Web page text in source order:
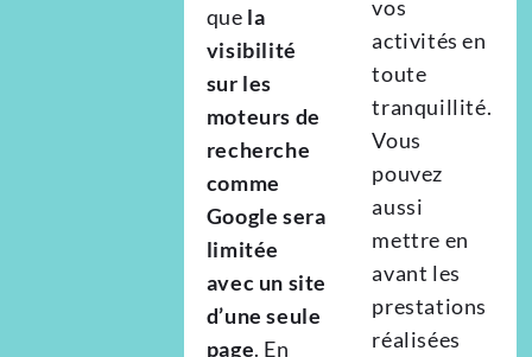
que la
visibilité
sur les
moteurs de
recherche
comme
Google sera
limitée
avec un site
d’une seule
page. En
vos
activités en
toute
tranquillité.
Vous
pouvez
aussi
mettre en
avant les
prestations
réalisées